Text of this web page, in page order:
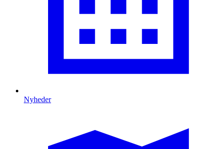
Nyheder